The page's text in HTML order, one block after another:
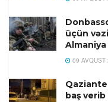
üçün
09
baş verib